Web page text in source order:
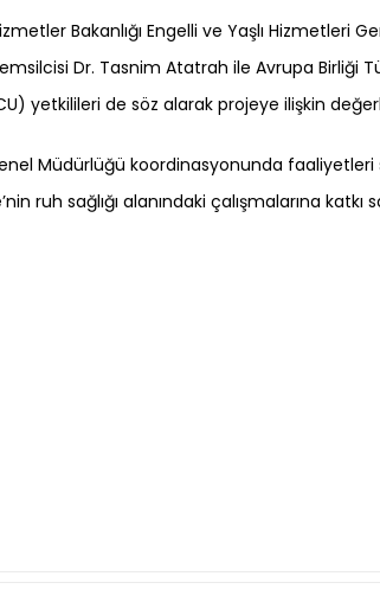
Bakanlığı Engelli ve Yaşlı Hizmetleri
Dr. Tasnim Atatrah ile Avrupa Birliği
yetkilileri de söz alarak projeye ilişkin
Genel Müdürlüğü koordinasyonunda
ruh sağlığı alanındaki çalışmalarına